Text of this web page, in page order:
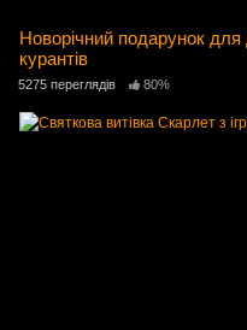
Новорічний подарунок
курантів
5275 переглядів 80%